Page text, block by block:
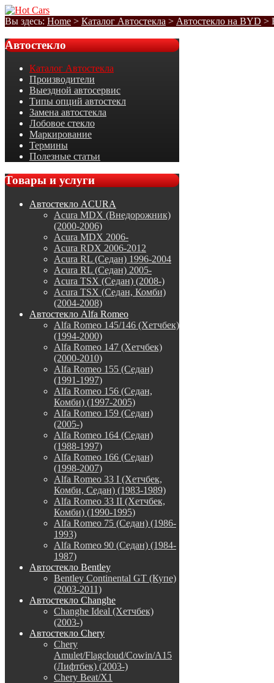
Вы здесь: Home > Каталог Автостекла > Автостекло на BYD >
Автостекло
Каталог Автостекла
Производители
Выездной автосервис
Типы опций автостекл
Замена автостекла
Лобовое стекло
Маркирование
Термины
Полезные статьи
Товарыи услуги
Автостекло ACURA
Acura MDX (Внедорожник)
(2000-2006)
Acura MDX 2006-
Acura RDX 2006-2012
Acura RL (Седан) 1996-2004
Acura RL (Седан) 2005-
Acura TSX (Седан) (2008-)
Acura TSX (Седан, Комби)
(2004-2008)
Автостекло Alfa Romeo
Alfa Romeo 145/146 (Хетчбек)
(1994-2000)
Alfa Romeo 147 (Хетчбек)
(2000-2010)
Alfa Romeo 155 (Седан)
(1991-1997)
Alfa Romeo 156 (Седан,
Комби) (1997-2005)
Alfa Romeo 159 (Седан)
(2005-)
Alfa Romeo 164 (Седан)
(1988-1997)
Alfa Romeo 166 (Седан)
(1998-2007)
Alfa Romeo 33 I (Хетчбек,
Комби, Седан) (1983-1989)
Alfa Romeo 33 II (Хетчбек,
Комби) (1990-1995)
Alfa Romeo 75 (Седан) (1986-
1993)
Alfa Romeo 90 (Седан) (1984-
1987)
Автостекло Bentley
Bentley Continental GT (Купе)
(2003-2011)
Автостекло Changhe
Changhe Ideal (Хетчбек)
(2003-)
Автостекло Chery
Chery
Amulet/Flagcloud/Cowin/A15
(Лифтбек) (2003-)
Chery Beat/X1